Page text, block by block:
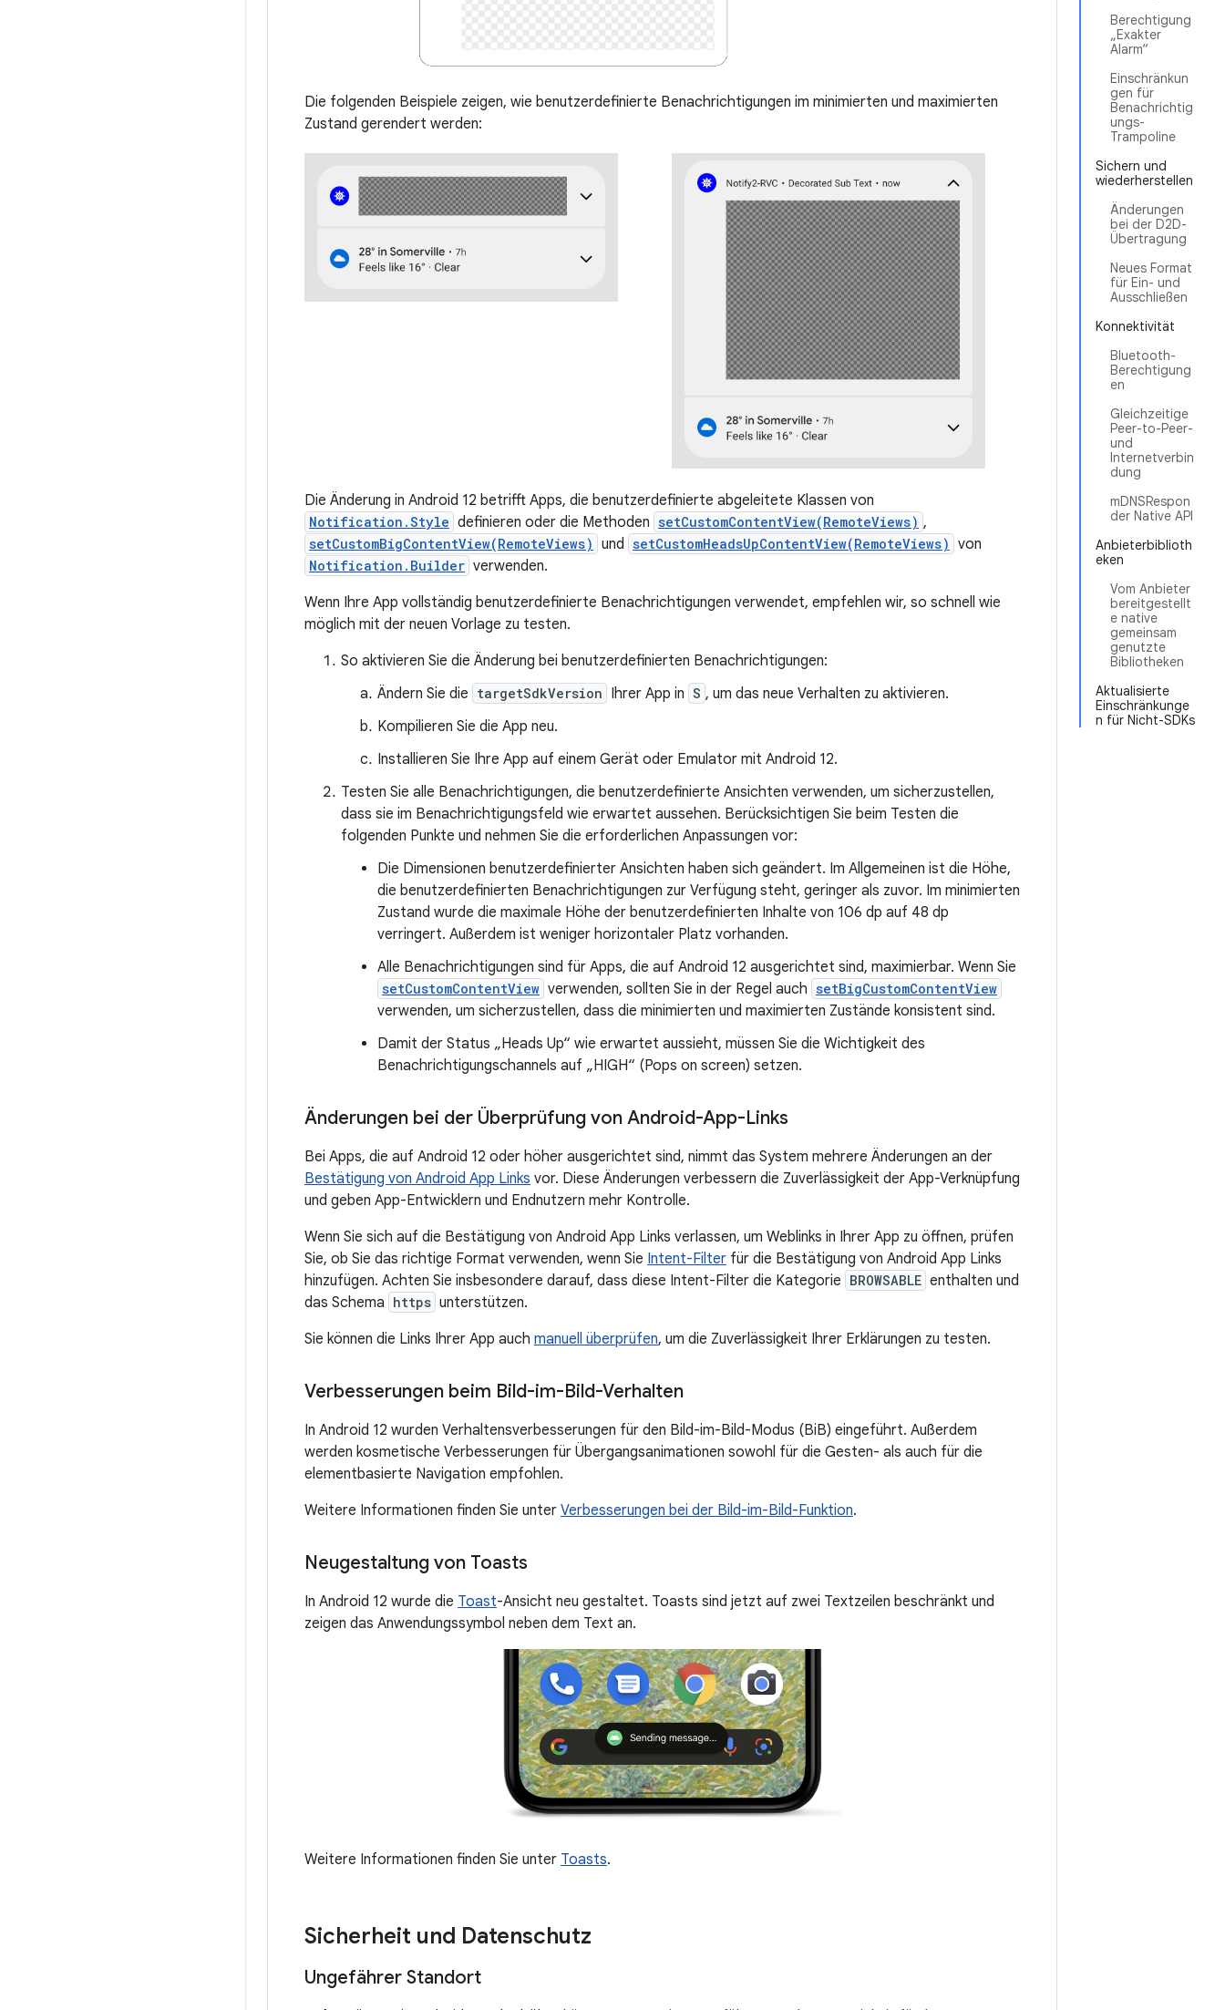
Berechtigung
„Exakter
Alarm“
Einschränkun
gen für
Benachrichtig
ungs-
Trampoline
Sichern und
wiederherstellen
Änderungen
bei der D2D-
Übertragung
Neues Format
für Ein- und
Ausschließen
Konnektivität
Bluetooth-
Berechtigung
en
Gleichzeitige
Peer-to-Peer-
und
Internetverbin
dung
mDNSRespon
der Native API
Anbieterbiblioth
eken
Vom Anbieter
bereitgestellt
e native
gemeinsam
genutzte
Bibliotheken
Aktualisierte
Einschränkunge
n für Nicht-SDKs
Die folgenden Beispiele zeigen, wie benutzerdefinierte Benachrichtigungen im minimierten und maximierten
Zustand gerendert werden:
Die Änderung in Android 12 betrifft Apps, die benutzerdefinierte abgeleitete Klassen von
Notification.Style definieren oder die Methoden setCustomContentView(RemoteViews) ,
setCustomBigContentView(RemoteViews) und setCustomHeadsUpContentView(RemoteViews) von
Notification.Builder verwenden.
Wenn Ihre App vollständig benutzerdefinierte Benachrichtigungen verwendet, empfehlen wir, so schnell wie
möglich mit der neuen Vorlage zu testen.
So aktivieren Sie die Änderung bei benutzerdefinierten Benachrichtigungen:
Ändern Sie die targetSdkVersion Ihrer App in S , um das neue Verhalten zu aktivieren.
Kompilieren Sie die App neu.
Installieren Sie Ihre App auf einem Gerät oder Emulator mit Android 12.
Testen Sie alle Benachrichtigungen, die benutzerdefinierte Ansichten verwenden, um sicherzustellen,
dass sie im Benachrichtigungsfeld wie erwartet aussehen. Berücksichtigen Sie beim Testen die
folgenden Punkte und nehmen Sie die erforderlichen Anpassungen vor:
Die Dimensionen benutzerdefinierter Ansichten haben sich geändert. Im Allgemeinen ist die Höhe,
die benutzerdefinierten Benachrichtigungen zur Verfügung steht, geringer als zuvor. Im minimierten
Zustand wurde die maximale Höhe der benutzerdefinierten Inhalte von 106 dp auf 48 dp
verringert. Außerdem ist weniger horizontaler Platz vorhanden.
Alle Benachrichtigungen sind für Apps, die auf Android 12 ausgerichtet sind, maximierbar. Wenn Sie
setCustomContentView verwenden, sollten Sie in der Regel auch setBigCustomContentView
verwenden, um sicherzustellen, dass die minimierten und maximierten Zustände konsistent sind.
Damit der Status „Heads Up“ wie erwartet aussieht, müssen Sie die Wichtigkeit des
Benachrichtigungschannels auf „HIGH“ (Pops on screen) setzen.
Änderungen bei der Überprüfung von Android-App-Links
Bei Apps, die auf Android 12 oder höher ausgerichtet sind, nimmt das System mehrere Änderungen an der
Bestätigung von Android App Links vor. Diese Änderungen verbessern die Zuverlässigkeit der App-Verknüpfung
und geben App-Entwicklern und Endnutzern mehr Kontrolle.
Wenn Sie sich auf die Bestätigung von Android App Links verlassen, um Weblinks in Ihrer App zu öffnen, prüfen
Sie, ob Sie das richtige Format verwenden, wenn Sie Intent-Filter für die Bestätigung von Android App Links
hinzufügen. Achten Sie insbesondere darauf, dass diese Intent-Filter die Kategorie BROWSABLE enthalten und
das Schema https unterstützen.
Sie können die Links Ihrer App auch manuell überprüfen, um die Zuverlässigkeit Ihrer Erklärungen zu testen.
Verbesserungen beim Bild-im-Bild-Verhalten
In Android 12 wurden Verhaltensverbesserungen für den Bild-im-Bild-Modus (BiB) eingeführt. Außerdem
werden kosmetische Verbesserungen für Übergangsanimationen sowohl für die Gesten- als auch für die
elementbasierte Navigation empfohlen.
Weitere Informationen finden Sie unter Verbesserungen bei der Bild-im-Bild-Funktion.
Neugestaltung von Toasts
In Android 12 wurde die Toast-Ansicht neu gestaltet. Toasts sind jetzt auf zwei Textzeilen beschränkt und
zeigen das Anwendungssymbol neben dem Text an.
Weitere Informationen finden Sie unter Toasts.
Sicherheit und Datenschutz
Ungefährer Standort